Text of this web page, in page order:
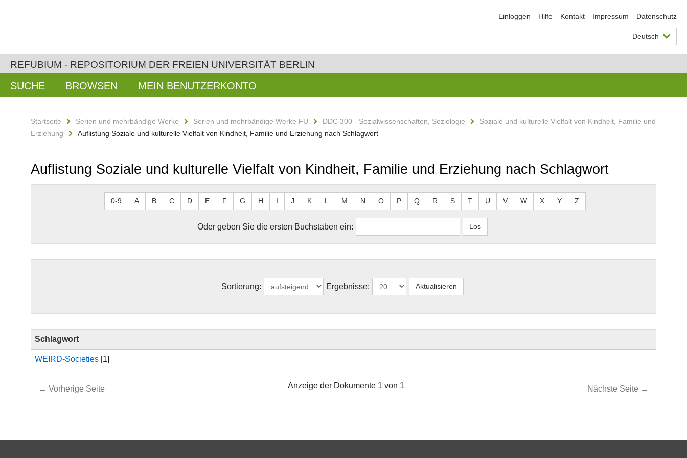
Einloggen Hilfe Kontakt Impressum Datenschutz
Deutsch
REFUBIUM - REPOSITORIUM DER FREIEN UNIVERSITÄT BERLIN
SUCHE BROWSEN MEIN BENUTZERKONTO
Startseite Serien und mehrbändige Werke Serien und mehrbändige Werke FU DDC 300 - Sozialwissenschaften, Soziologie
Soziale und kulturelle Vielfalt von Kindheit, Familie und
Erziehung
Auflistung Soziale und kulturelle Vielfalt von Kindheit, Familie und Erziehung nach Schlagwort
Auflistung Soziale und kulturelle Vielfalt von Kindheit, Familie und Erziehung nach Schlagwort
0-9 A B C D E F G H I J K L M N O P Q R S T U V W X Y Z
Oder geben Sie die ersten Buchstaben ein:
Sortierung: Ergebnisse:
Schlagwort
WEIRD-Societies [1]
← Vorherige Seite Anzeige der Dokumente 1 von 1 Nächste Seite →